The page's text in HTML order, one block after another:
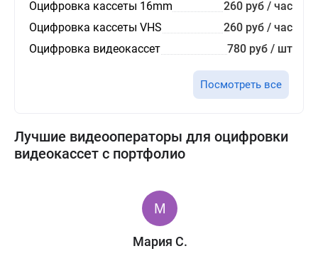
Оцифровка кассеты 16mm
260 руб / час
Оцифровка кассеты VHS
260 руб / час
Оцифровка видеокассет
780 руб / шт
Посмотреть все
Лучшие видеооператоры для оцифровки
видеокассет с портфолио
Мария С.